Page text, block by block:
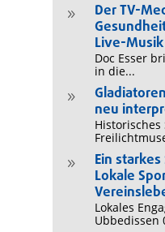
9
Der TV-
Live-Musik
Doc Esser
in die...
9
neu
Historisches
9
Ein
Lokale
Lokales
Ubbedissen